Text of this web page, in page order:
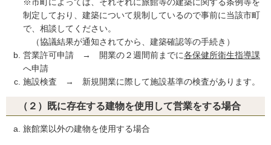
制定しており、建築について規制しているので事前に当該市町
で、相談してください。
（協議結果が通知されてから、建築確認等の手続き）
営業許可申請 → 開業の２週間前までに各保健所衛生指導課
へ申請
施設検査 → 新規開業に際して施設基準の検査があります。
（２）既に存在する建物を使用して営業をする場合
旅館業以外の建物を使用する場合